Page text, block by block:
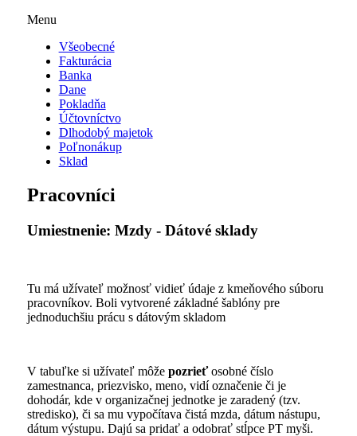
Menu
Všeobecné
Fakturácia
Banka
Dane
Pokladňa
Účtovníctvo
Dlhodobý majetok
Poľnonákup
Sklad
Pracovníci
Umiestnenie: Mzdy - Dátové sklady
Tu má užívateľ možnosť vidieť údaje z kmeňového súboru
pracovníkov. Boli vytvorené základné šablóny pre
jednoduchšiu prácu s dátovým skladom
V tabuľke si užívateľ môže pozrieťosobné číslo
zamestnanca, priezvisko, meno, vidí označenie či je
dohodár, kde v organizačnej jednotke je zaradený (tzv.
stredisko), či sa mu vypočítava čistá mzda, dátum nástupu,
dátum výstupu. Dajú sa pridať a odobrať stĺpce PT myši.